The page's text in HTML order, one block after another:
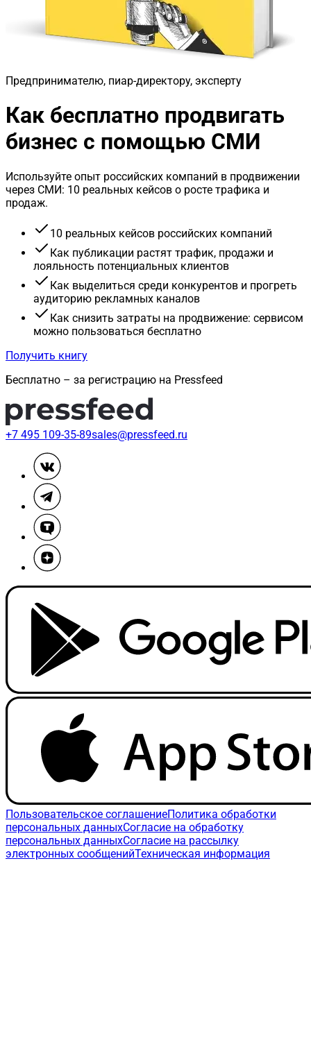
Предпринимателю, пиар-директору, эксперту
Как бесплатно продвигать
бизнес с помощью СМИ
Используйте опыт российских компаний в продвижении
через СМИ: 10 реальных кейсов о росте трафика и
продаж.
10 реальных кейсов российских компаний
Как публикации растят трафик, продажи и
лояльность потенциальных клиентов
Как выделиться среди конкурентов и прогреть
аудиторию рекламных каналов
Как снизить затраты на продвижение: сервисом
можно пользоваться бесплатно
Получить книгу
Бесплатно – за регистрацию на Pressfeed
+7 495 109-35-89sales@pressfeed.ru
Пользовательское соглашениеПолитика обработки
персональных данныхСогласие на обработку
персональных данныхСогласие на рассылку
электронных сообщенийТехническая информация